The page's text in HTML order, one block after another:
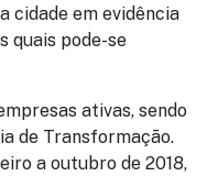
cidade em evidência
quais pode-se
ativas, sendo
de Transformação.
a outubro de 2018,